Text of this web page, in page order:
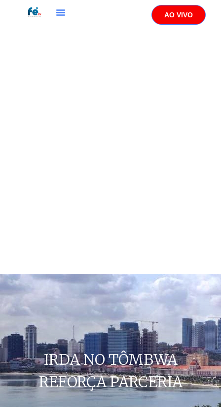
AO VIVO
IRDA NO TÔMBWA
REFORÇA PARCERIA